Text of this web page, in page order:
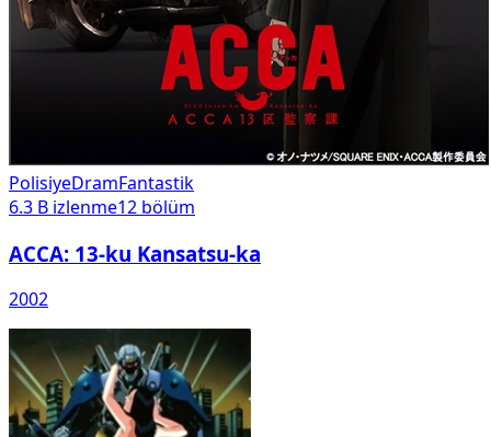
PolisiyeDramFantastik
6.3 B izlenme12 bölüm
ACCA: 13-ku Kansatsu-ka
2002